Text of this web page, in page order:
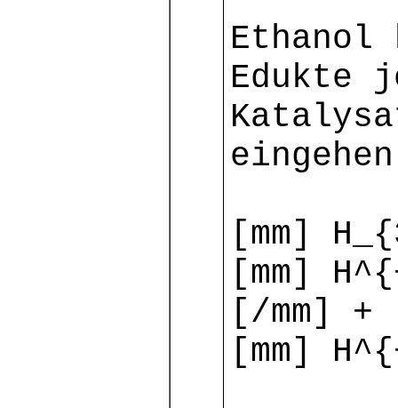
Ethanol
Edukte
eingehen
[mm]
[mm]
[/mm] +
[mm]